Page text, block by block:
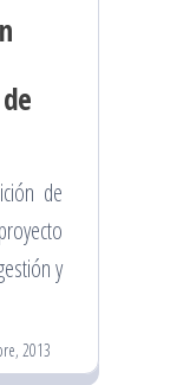
de
y
2013